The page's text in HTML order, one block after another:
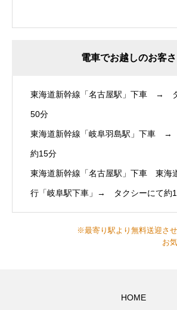
電車でお越しのお客さ
東海道新幹線「名古屋駅」下車 →
50分
東海道新幹線「岐阜羽島駅」下車 →
約15分
東海道新幹線「名古屋駅」下車 東海
行「岐阜駅下車」→ タクシーにて約
※最寄り駅より無料送迎さ
お
HOME